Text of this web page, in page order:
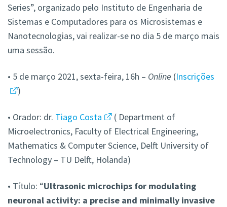
Series”, organizado pelo Instituto de Engenharia de
Sistemas e Computadores para os Microsistemas e
Nanotecnologias, vai realizar-se no dia 5 de março mais
uma sessão.
• 5 de março 2021, sexta-feira, 16h – Online (Inscrições
)
• Orador: dr. Tiago Costa
( Department of
Microelectronics, Faculty of Electrical Engineering,
Mathematics & Computer Science, Delft University of
Technology – TU Delft, Holanda)
• Título: “Ultrasonic microchips for modulating
neuronal activity: a precise and minimally invasive